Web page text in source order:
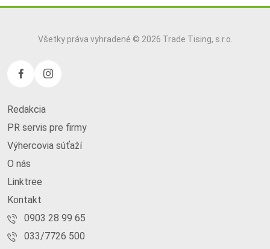
Všetky práva vyhradené © 2026 Trade Tising, s.r.o.
Redakcia
PR servis pre firmy
Výhercovia súťaží
O nás
Linktree
Kontakt
0903 28 99 65
033/7726 500